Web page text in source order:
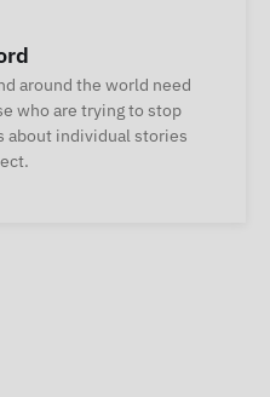
around the world need
who are trying to stop
about individual stories